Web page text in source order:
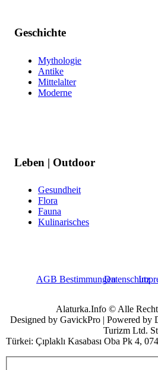
Geschichte
Mythologie
Antike
Mittelalter
Moderne
Leben | Outdoor
Gesundheit
Flora
Fauna
Kulinarisches
AGB BestimmungenDatenschutz
Alaturka.Info © Alle
Designed by GavickPro | Powered by
Turizm Ltd.
Türkei: Çıplaklı Kasabası Oba Pk 4,